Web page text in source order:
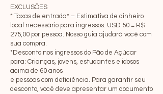
EXCLUSÕES
* Taxas de entrada* – Estimativa de dinheiro
local necessário para ingressos: USD 50 = R$
275,00 por pessoa. Nosso guia ajudará você com
sua compra.
*Desconto nos ingressos do Pão de Açúcar
para: Crianças, jovens, estudantes e idosos
acima de 60 anos
e pessoas com deficiência. Para garantir seu
desconto, você deve apresentar um documento